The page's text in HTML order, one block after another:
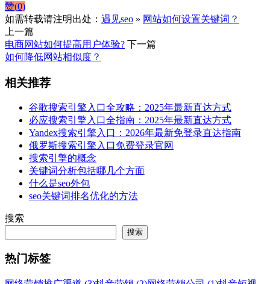
赞(0)
如需转载请注明出处： 遇见seo » 网站如何设置关键词？
上一篇
电商网站如何提高用户体验? 下一篇
如何降低网站相似度？
相关推荐
谷歌搜索引擎入口全攻略：2025年最新直达方式
必应搜索引擎入口全指南：2025年最新直达方式
Yandex搜索引擎入口：2026年最新免登录直达指南
俄罗斯搜索引擎入口免费登录官网
搜索引擎的概念
关键词分析包括哪几个方面
什么是seo外包
seo关键词排名优化的方法
搜索
搜索
热门标签